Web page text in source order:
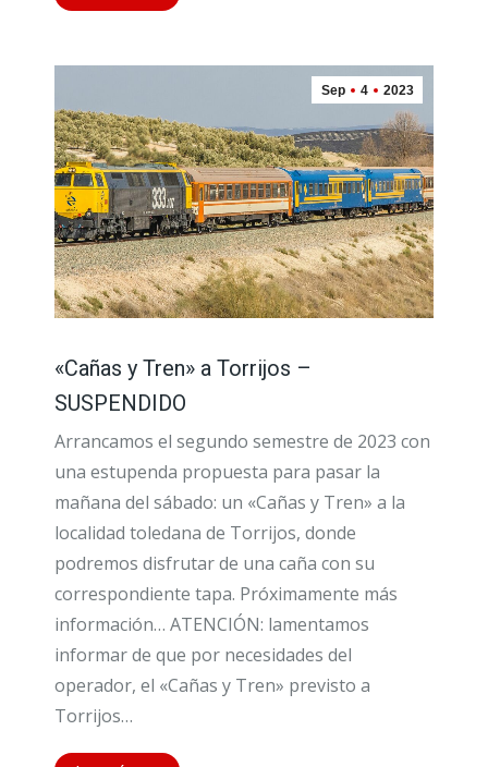
Sep 4 2023
«Cañas y Tren» a Torrijos –
SUSPENDIDO
Arrancamos el segundo semestre de 2023 con
una estupenda propuesta para pasar la
mañana del sábado: un «Cañas y Tren» a la
localidad toledana de Torrijos, donde
podremos disfrutar de una caña con su
correspondiente tapa. Próximamente más
información… ATENCIÓN: lamentamos
informar de que por necesidades del
operador, el «Cañas y Tren» previsto a
Torrijos…